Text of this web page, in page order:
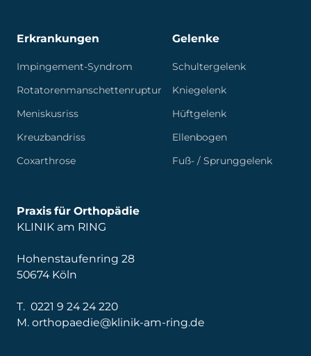
Erkrankungen
Impingement-Syndrom
Rotatorenmanschettenruptur
Meniskusriss
Kreuzbandriss
Coxarthrose
Gelenke
Schultergelenk
Kniegelenk
Hüftgelenk
Ellenbogen
Fuß- / Sprunggelenk
Praxis für Orthopädie
KLINIK am RING
Hohenstaufenring 28
50674 Köln
T. 0221 9 24 24 220
M. orthopaedie@klinik-am-ring.de